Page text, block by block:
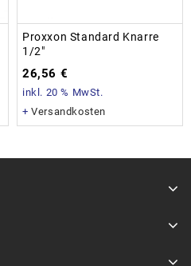
Proxxon Standard Knarre
1/2″
26,56 €
inkl. 20 % MwSt.
+Versandkosten